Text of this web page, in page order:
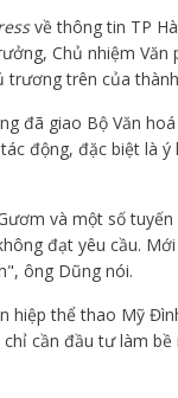
về thông tin TP
Chủ nhiệm Văn
trương trên của
đã giao Bộ Văn
động, đặc biệt là
và một số
đạt yêu cầu.
ông Dũng nói.
hiệp thể thao Mỹ
cần đầu tư làm